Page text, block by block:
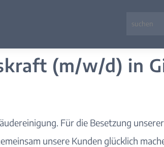
(m/w/d) in
Für die Besetzung
unsere Kunden glücklich